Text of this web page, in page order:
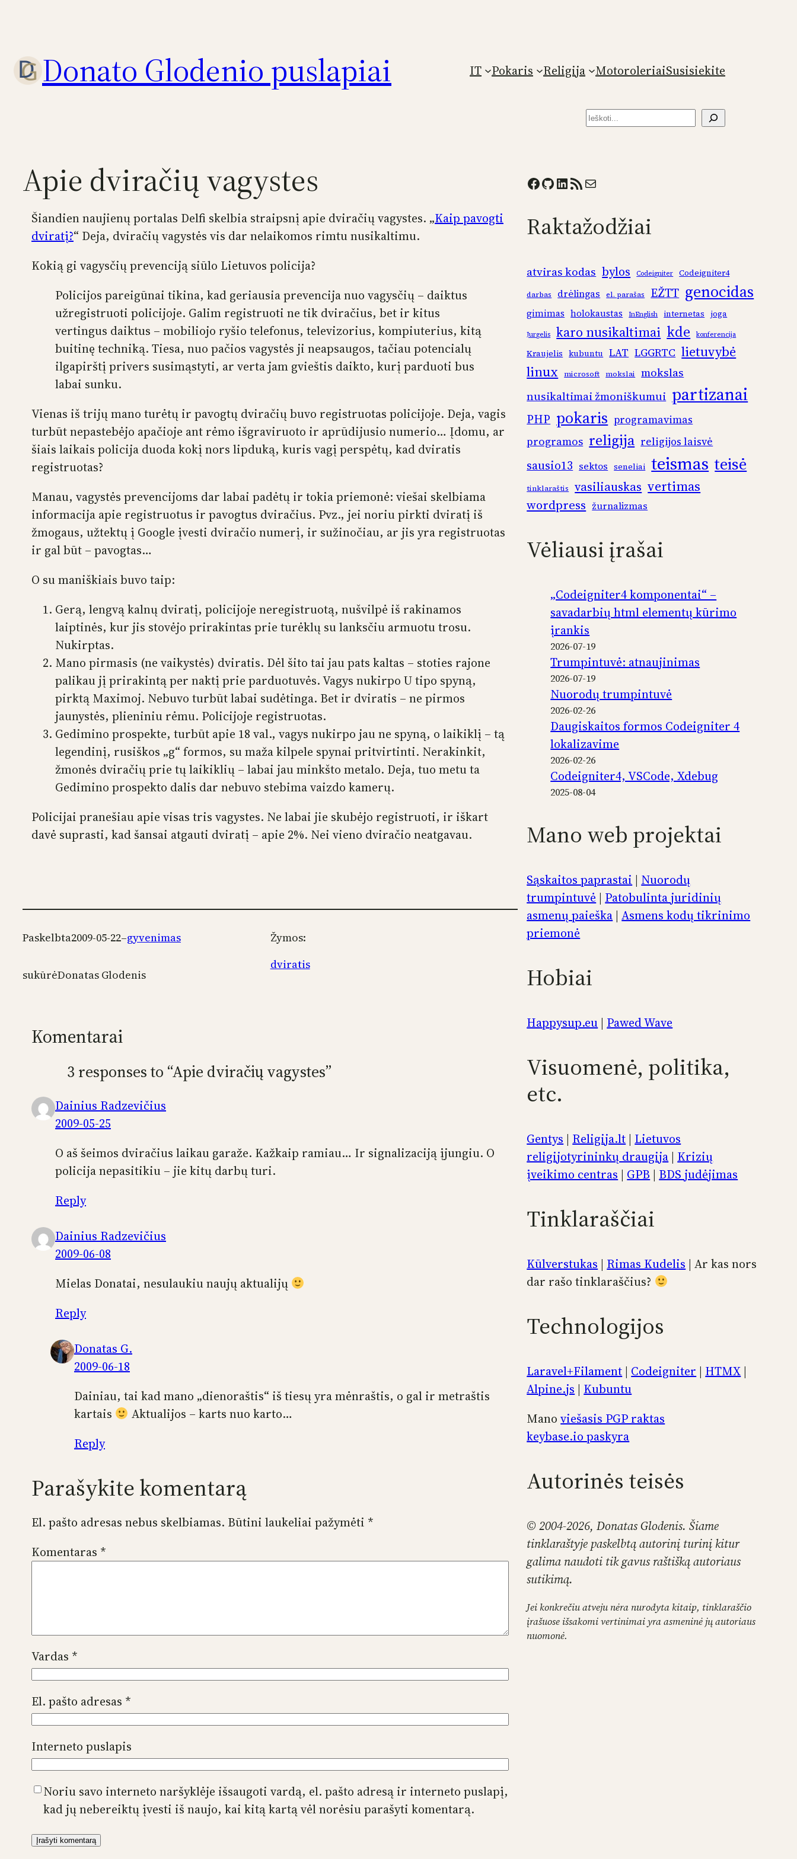
Donato Glodenio puslapiai IT Pokaris Religija MotoroleriaiSusisiekite
Paieška
Apie dviračių vagystes
Šiandien naujienų portalas Delfi skelbia straipsnį apie dviračių vagystes. „Kaip pavogti
dviratį?“ Deja, dviračių vagystės vis dar nelaikomos rimtu nusikaltimu.
Kokią gi vagysčių prevenciją siūlo Lietuvos policija?
Policijos pareigūnai tikina, kad geriausia prevencija nuo vagysčių – daiktus
užregistruoti policijoje. Galim registruoti ne tik dviračius, bet ir kitus
vertingus daiktus – mobiliojo ryšio telefonus, televizorius, kompiuterius, kitą
buitinę techniką. Tiesa, nuo pačios vagystės ji neapsaugos, tačiau potencialų
ilgapirštį privers susimąstyti, ar verta jam gvieštis daikto, kurį parduoti bus
labai sunku.
Vienas iš trijų mano turėtų ir pavogtų dviračių buvo registruotas policijoje. Deja, vagis
turbūt nepastebėjo apačioje ant rėmo išgraviruoto ir aprūdijusio numerio… Įdomu, ar
šiais laikais policija duoda kokį nors lipduką, kuris vagį perspėtų, kad dviratis
registruotas?
Manau, vagystės prevencijoms dar labai padėtų ir tokia priemonė: viešai skelbiama
informacija apie registruotus ir pavogtus dviračius. Pvz., jei noriu pirkti dviratį iš
žmogaus, užtektų į Google įvesti dviračio numerį, ir sužinočiau, ar jis yra registruotas
ir gal būt – pavogtas…
O su maniškiais buvo taip:
Gerą, lengvą kalnų dviratį, policijoje neregistruotą, nušvilpė iš rakinamos
laiptinės, kur jis stovėjo prirakintas prie turėklų su lanksčiu armuotu trosu.
Nukirptas.
Mano pirmasis (ne vaikystės) dviratis. Dėl šito tai jau pats kaltas – stoties rajone
palikau jį prirakintą per naktį prie parduotuvės. Vagys nukirpo U tipo spyną,
pirktą Maximoj. Nebuvo turbūt labai sudėtinga. Bet ir dviratis – ne pirmos
jaunystės, plieniniu rėmu. Policijoje registruotas.
Gedimino prospekte, turbūt apie 18 val., vagys nukirpo jau ne spyną, o laikiklį – tą
legendinį, rusiškos „g“ formos, su maža kilpele spynai pritvirtinti. Nerakinkit,
žmonės dviračių prie tų laikiklių – labai jau minkšto metalo. Deja, tuo metu ta
Gedimino prospekto dalis dar nebuvo stebima vaizdo kamerų.
Policijai pranešiau apie visas tris vagystes. Ne labai jie skubėjo registruoti, ir iškart
davė suprasti, kad šansai atgauti dviratį – apie 2%. Nei vieno dviračio neatgavau.
Paskelbta2009-05-22–gyvenimas
sukūrėDonatas Glodenis
Žymos:
dviratis
Komentarai
3 responses to “Apie dviračių vagystes”
Dainius Radzevičius
2009-05-25
O aš šeimos dviračius laikau garaže. Kažkaip ramiau… Ir signalizaciją įjungiu. O
policija nepasitikiu – jie kitų darbų turi.
Reply
Dainius Radzevičius
2009-06-08
Mielas Donatai, nesulaukiu naujų aktualijų
Reply
Donatas G.
2009-06-18
Dainiau, tai kad mano „dienoraštis“ iš tiesų yra mėnraštis, o gal ir metraštis
kartais
Aktualijos – karts nuo karto…
Reply
Parašykite komentarą
El. pašto adresas nebus skelbiamas. Būtini laukeliai pažymėti *
Komentaras *
Vardas *
El. pašto adresas *
Interneto puslapis
Noriu savo interneto naršyklėje išsaugoti vardą, el. pašto adresą ir interneto puslapį,
kad jų nebereiktų įvesti iš naujo, kai kitą kartą vėl norėsiu parašyti komentarą.
Facebook GitHub LinkedIn RSS Feed Mail
Raktažodžiai
atviras kodas bylos Codeigniter Codeigniter4
darbas drėlingas el. parašas EŽTT genocidas
gimimas holokaustas InEnglish internetas joga
Jurgelis karo nusikaltimai kde konferencija
Kraujelis kubuntu LAT LGGRTC lietuvybė
linux microsoft mokslai
mokslas
nusikaltimai žmoniškumui partizanai
PHP pokaris programavimas
programos religija religijos laisvė
sausio13 sektos seneliai teismas teisė
tinklaraštis vasiliauskas vertimas
wordpress žurnalizmas
Vėliausi įrašai
„Codeigniter4 komponentai“ –
savadarbių html elementų kūrimo
įrankis
2026-07-19
Trumpintuvė: atnaujinimas
2026-07-19
Nuorodų trumpintuvė
2026-02-26
Daugiskaitos formos Codeigniter 4
lokalizavime
2026-02-26
Codeigniter4, VSCode, Xdebug
2025-08-04
Mano web projektai
Sąskaitos paprastai | Nuorodų
trumpintuvė | Patobulinta juridinių
asmenų paieška |Asmens kodų tikrinimo
priemonė
Hobiai
Happysup.eu | Pawed Wave
Visuomenė, politika,
etc.
Gentys | Religija.lt | Lietuvos
religijotyrininkų draugija | Krizių
įveikimo centras | GPB | BDS judėjimas
Tinklaraščiai
Kūlverstukas | Rimas Kudelis | Ar kas nors
dar rašo tinklaraščius?
Technologijos
Laravel+Filament | Codeigniter | HTMX |
Alpine.js | Kubuntu
Manoviešasis PGP raktas
keybase.io paskyra
Autorinės teisės
© 2004-2026, Donatas Glodenis. Šiame
tinklaraštyje paskelbtą autorinį turinį kitur
galima naudoti tik gavus raštišką autoriaus
sutikimą.
Jei konkrečiu atveju nėra nurodyta kitaip, tinklaraščio
įrašuose išsakomi vertinimai yra asmeninė jų autoriaus
nuomonė.